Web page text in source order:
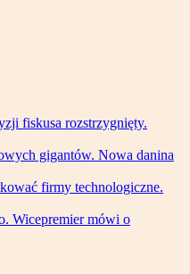
fiskusa rozstrzygnięty.
gigantów. Nowa danina
firmy technologiczne.
Wicepremier mówi o